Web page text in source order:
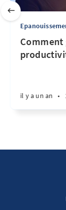
Comment
il y a un an •